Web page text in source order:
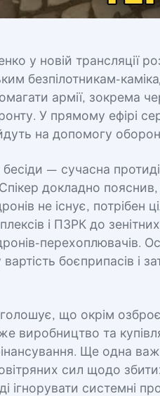
у новій трансляції
безпілотникам-
армії, зокрема
У прямому ефірі
на допомогу
бесіди — сучасна
докладно
не існує, потрібен
і ПЗРК до
перехоплювачів.
боєприпасів і
що окрім
виробництво та
Ще одна
сил щодо
ігнорувати системні